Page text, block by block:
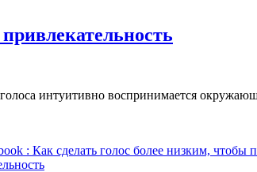
интуитивно воспринимается
: Как сделать голос более низким, чтобы